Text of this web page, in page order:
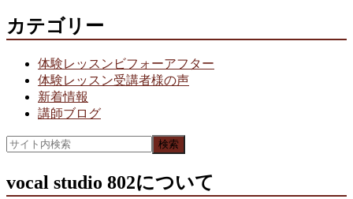
カテゴリー
体験レッスンビフォーアフター
体験レッスン受講者様の声
新着情報
講師ブログ
vocal studio 802について